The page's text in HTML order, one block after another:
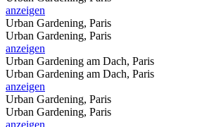
anzeigen
Urban Gardening, Paris
Urban Gardening, Paris
anzeigen
Urban Gardening am Dach, Paris
Urban Gardening am Dach, Paris
anzeigen
Urban Gardening, Paris
Urban Gardening, Paris
anzeigen